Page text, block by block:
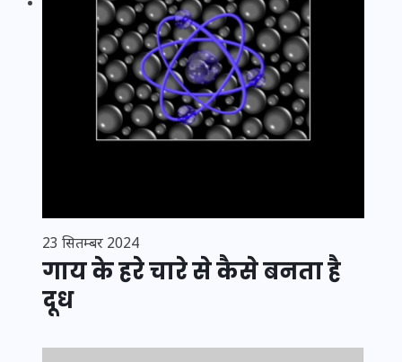
23 सितम्बर 2024
गाय के हरे चारे से कैसे बनता है
दूध